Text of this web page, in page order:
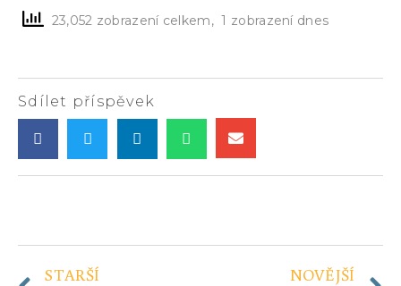
23,052 zobrazení celkem, 1 zobrazení dnes
Sdílet příspěvek
STARŠÍ NOVĚJŠÍ